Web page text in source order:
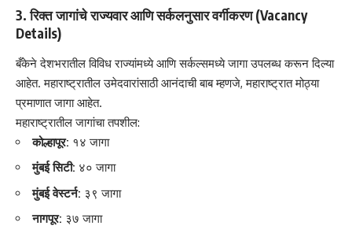
3. रिक्त जागांचे राज्यवार आणि सर्कलनुसार वर्गीकरण (Vacancy
Details)
बँकेने देशभरातील विविध राज्यांमध्ये आणि सर्कल्समध्ये जागा उपलब्ध करून दिल्या
आहेत. महाराष्ट्रातील उमेदवारांसाठी आनंदाची बाब म्हणजे, महाराष्ट्रात मोठ्या
प्रमाणात जागा आहेत.
महाराष्ट्रातील जागांचा तपशील:
कोल्हापूर: १४ जागा
मुंबई सिटी: ४० जागा
मुंबई वेस्टर्न: ३९ जागा
नागपूर: ३७ जागा